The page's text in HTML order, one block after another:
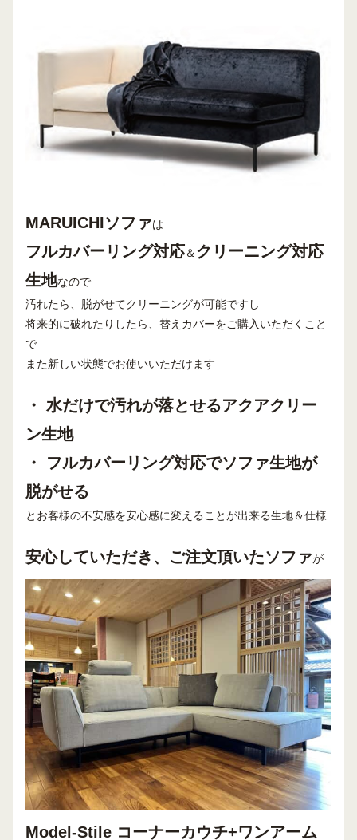
MARUICHIソファは
フルカバーリング対応＆クリーニング対応
生地なので
汚れたら、脱がせてクリーニングが可能ですし
将来的に破れたりしたら、替えカバーをご購入いただくこと
で
また新しい状態でお使いいただけます
・ 水だけで汚れが落とせるアクアクリー
ン生地
・ フルカバーリング対応でソファ生地が
脱がせる
とお客様の不安感を安心感に変えることが出来る生地＆仕様
安心していただき、ご注文頂いたソファが
Model-Stile コーナーカウチ+ワンアーム